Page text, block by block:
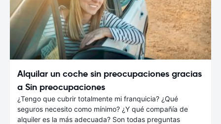
Alquilar un coche sin preocupaciones gracias
a Sin preocupaciones
¿Tengo que cubrir totalmente mi franquicia? ¿Qué
seguros necesito como mínimo? ¿Y qué compañía de
alquiler es la más adecuada? Son todas preguntas